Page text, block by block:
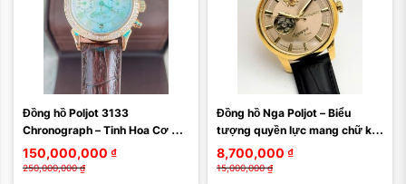
Đồng hồ Poljot 3133
Chronograph – Tinh Hoa Cơ Khí
Liên Xô Trong Bộ Vỏ Vàng Đúc
Nguyên Khối 252CK144
150,000,000 ₫
250,000,000 ₫
Đồng hồ Nga Poljot – Biểu
tượng quyền lực mang chữ ký
Tổng thống Putin 252CK148
8,700,000 ₫
15,000,000 ₫